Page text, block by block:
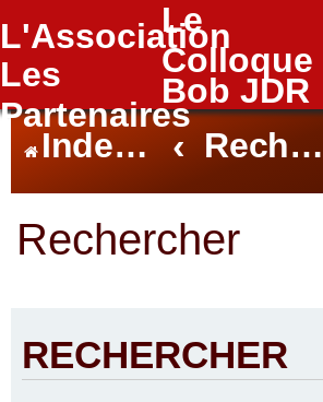
L'Association
Le
Colloque
Les
Partenaires
Bob JDR
FAQ
Index du forum Rechercher
Rechercher
RECHERCHER